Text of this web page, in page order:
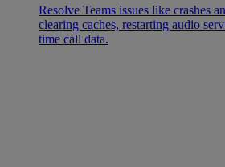
Resolve Teams issues like crashes
clearing caches, restarting audio
time call data.